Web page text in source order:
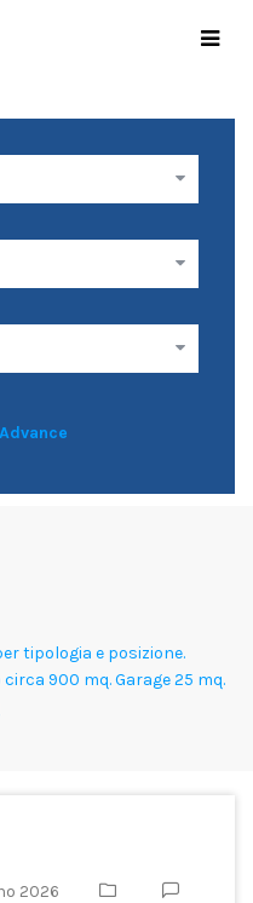
Advance
tipologia e posizione.
900 mq. Garage 25 mq.
2026